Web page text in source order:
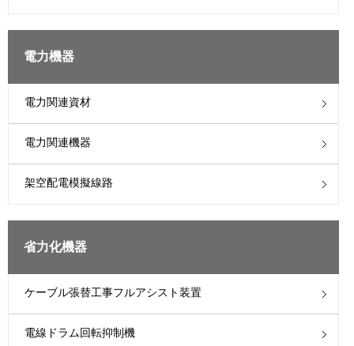
電力機器
電力関連資材
電力関連機器
架空配電模擬線路
省力化機器
ケーブル張替工事フルアシスト装置
電線ドラム回転抑制機